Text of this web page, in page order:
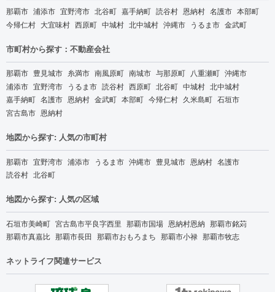
那覇市 浦添市 宜野湾市 北谷町 嘉手納町 読谷村 恩納村 名護市 本部町
今帰仁村 大宜味村 西原町 中城村 北中城村 沖縄市 うるま市 金武町
市町村から探す：不動産会社
那覇市 豊見城市 糸満市 南風原町 南城市 与那原町 八重瀬町 沖縄市
浦添市 宜野湾市 うるま市 読谷村 西原町 北谷町 中城村 北中城村
嘉手納町 名護市 恩納村 金武町 本部町 今帰仁村 久米島町 石垣市
宮古島市 恩納村
地図から探す: 人気の市町村
那覇市 宜野湾市 浦添市 うるま市 沖縄市 豊見城市 恩納村 名護市
読谷村 北谷町
地図から探す: 人気の区域
石垣市美崎町 宮古島市平良字西里 那覇市国場 恩納村恩納 那覇市銘苅
那覇市真嘉比 那覇市長田 那覇市おもろまち 那覇市小禄 那覇市牧志
ネットライフ関連サービス